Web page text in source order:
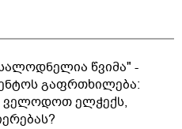
წვიმა" -
გაფრთხილება:
ველოდოთ ელჭექს,